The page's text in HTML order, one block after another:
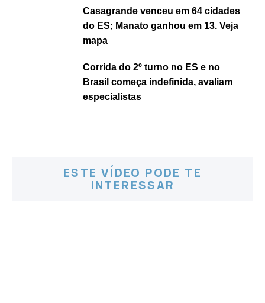
Casagrande venceu em 64 cidades
do ES; Manato ganhou em 13. Veja
mapa
Corrida do 2º turno no ES e no
Brasil começa indefinida, avaliam
especialistas
ESTE VÍDEO PODE TE
INTERESSAR